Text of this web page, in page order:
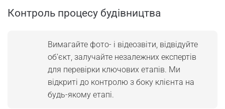
Контроль процесу будівництва
Вимагайте фото- і відеозвіти, відвідуйте
об’єкт, залучайте незалежних експертів
для перевірки ключових етапів. Ми
відкриті до контролю з боку клієнта на
будь-якому етапі.